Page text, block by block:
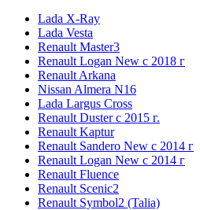
Lada X-Ray
Lada Vesta
Renault Master3
Renault Logan New с 2018 г
Renault Arkana
Nissan Almera N16
Lada Largus Cross
Renault Duster с 2015 г.
Renault Kaptur
Renault Sandero New с 2014 г
Renault Logan New с 2014 г
Renault Fluence
Renault Scenic2
Renault Symbol2 (Talia)